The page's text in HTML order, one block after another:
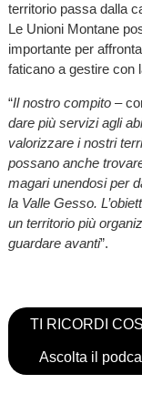
territorio passa dalla
Le Unioni Montane
importante per
faticano a gestire con
“Il nostro compito–
dare più servizi agli
valorizzare i nostri
possano anche
magari unendosi per
la Valle Gesso.
un territorio più
guardare avanti”.
TI RICORDI
Ascolta il